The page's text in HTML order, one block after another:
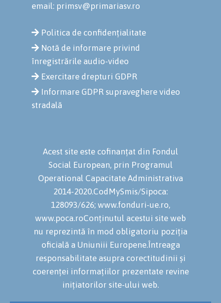
email: primsv@primariasv.ro
Politica de confidențialitate
Notă de informare privind
înregistrările audio-video
Exercitare drepturi GDPR
Informare GDPR supraveghere video
stradală
Acest site este cofinanțat din Fondul
Social European, prin Programul
Operational Capacitate Administrativa
2014-2020.CodMySmis/Sipoca:
128093/626; www.fonduri-ue.ro,
www.poca.roConținutul acestui site web
nu reprezintă în mod obligatoriu poziția
oficială a Uniuniii Europene.Întreaga
responsabilitate asupra corectitudinii și
coerenței informațiilor prezentate revine
inițiatorilor site-ului web.